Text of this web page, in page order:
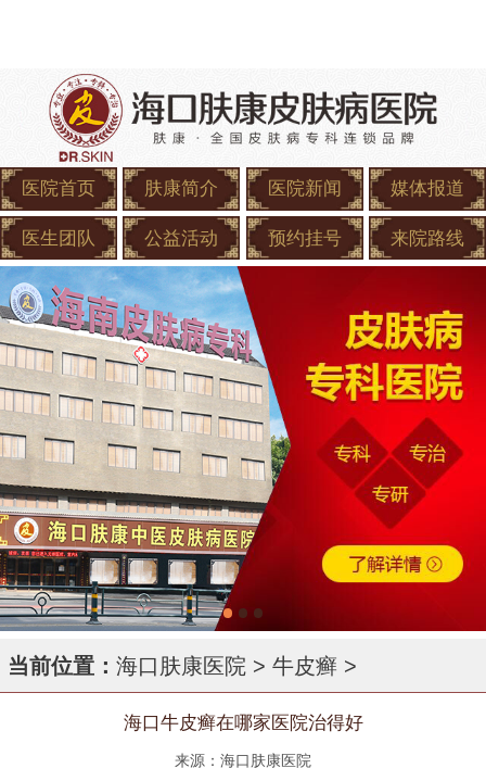
医院首页 肤康简介 医院新闻 媒体报道
医生团队 公益活动 预约挂号 来院路线
当前位置： 海口肤康医院 > 牛皮癣 >
海口牛皮癣在哪家医院治得好
来源：海口肤康医院